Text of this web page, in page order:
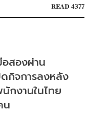
READ 4377
สองผ่าน
กิจการลงหลัง
กงานในไทย
น